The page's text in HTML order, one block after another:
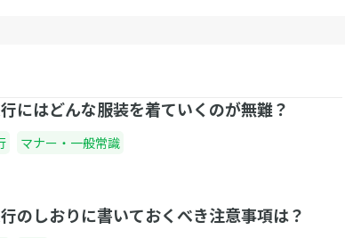
にはどんな服装を着ていくのが無難？
マナー・一般常識
のしおりに書いておくべき注意事項は？